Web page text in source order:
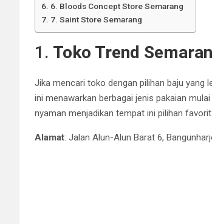
6. Bloods Concept Store Semarang
7. Saint Store Semarang
1. Toko Trend
Jika mencari toko dengan pilihan baju yang
ini menawarkan berbagai jenis pakaian
nyaman menjadikan tempat ini pilihan favorit.
Alamat: Jalan Alun-Alun Barat 6,